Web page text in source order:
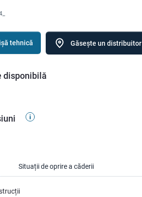
tehnică Găsește un distribuitor
disponibilă
Situații de oprire a căderii